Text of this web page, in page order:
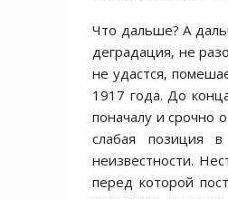
Что дальше? А
деградация, не
не удастся,
1917 года. До
поначалу и срочно
слабая позиция
неизвестности.
перед которой